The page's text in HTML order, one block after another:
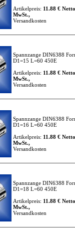
Artikelpreis: 11.88 €
MwSt.,
Versandkosten
Spannzange DIN6388
D1=15 L=60 450E
Artikelpreis: 11.88 €
MwSt.,
Versandkosten
Spannzange DIN6388
D1=16 L=60 450E
Artikelpreis: 11.88 €
MwSt.,
Versandkosten
Spannzange DIN6388
D1=18 L=60 450E
Artikelpreis: 11.88 €
MwSt.,
Versandkosten